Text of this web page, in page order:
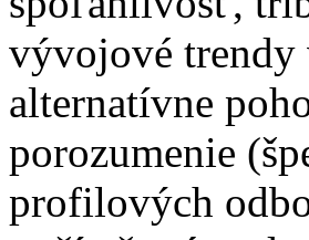
vývojové trendy
alternatívne
porozumenie
profilových